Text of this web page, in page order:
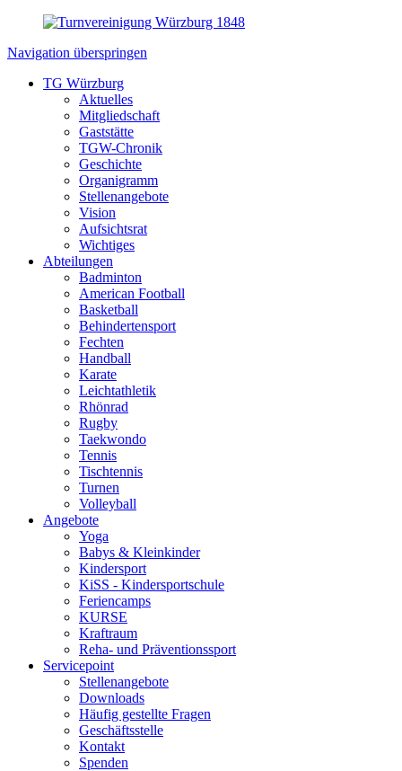
Navigation überspringen
TG Würzburg
Aktuelles
Mitgliedschaft
Gaststätte
TGW-Chronik
Geschichte
Organigramm
Stellenangebote
Vision
Aufsichtsrat
Wichtiges
Abteilungen
Badminton
American Football
Basketball
Behindertensport
Fechten
Handball
Karate
Leichtathletik
Rhönrad
Rugby
Taekwondo
Tennis
Tischtennis
Turnen
Volleyball
Angebote
Yoga
Babys & Kleinkinder
Kindersport
KiSS - Kindersportschule
Feriencamps
KURSE
Kraftraum
Reha- und Präventionssport
Servicepoint
Stellenangebote
Downloads
Häufig gestellte Fragen
Geschäftsstelle
Kontakt
Spenden